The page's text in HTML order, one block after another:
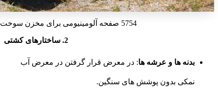
5754 صفحه آلومینیومی برای مخزن سوخت
2. ساختارهای کشتی
بدنه ها و عرشه ها: در معرض قرار گرفتن در معرض آب
نمکی بدون پوشش های سنگین.